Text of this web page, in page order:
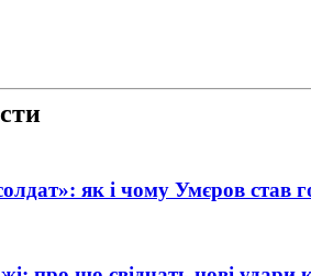
як і чому Умєров став